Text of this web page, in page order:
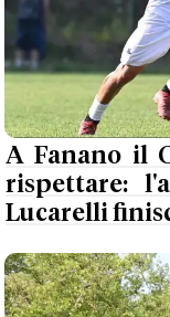
A Fanano il
rispettare:
Lucarelli